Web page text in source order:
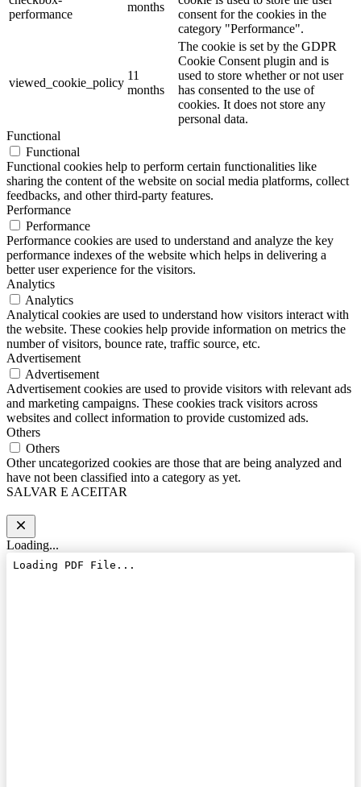
performance
months
consent for the cookies in the
category "Performance".
viewed_cookie_policy
11
months
The cookie is set by the GDPR
Cookie Consent plugin and is
used to store whether or not user
has consented to the use of
cookies. It does not store any
personal data.
Functional
Functional
Functional cookies help to perform certain functionalities like
sharing the content of the website on social media platforms, collect
feedbacks, and other third-party features.
Performance
Performance
Performance cookies are used to understand and analyze the key
performance indexes of the website which helps in delivering a
better user experience for the visitors.
Analytics
Analytics
Analytical cookies are used to understand how visitors interact with
the website. These cookies help provide information on metrics the
number of visitors, bounce rate, traffic source, etc.
Advertisement
Advertisement
Advertisement cookies are used to provide visitors with relevant ads
and marketing campaigns. These cookies track visitors across
websites and collect information to provide customized ads.
Others
Others
Other uncategorized cookies are those that are being analyzed and
have not been classified into a category as yet.
SALVAR E ACEITAR
Loading...